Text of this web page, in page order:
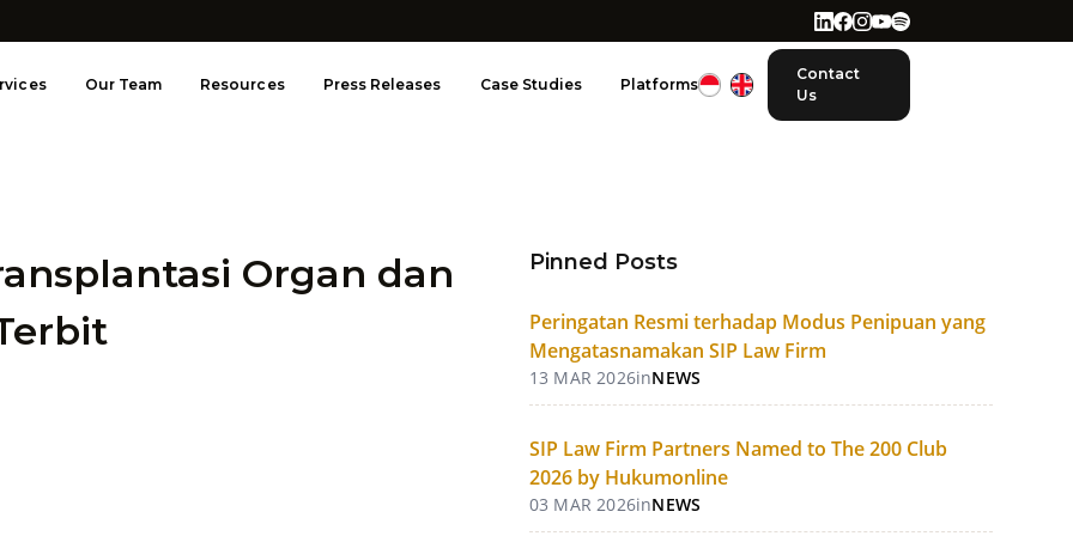
Our Team Resources Press Releases Case Studies Platforms
Contact
Us
Organ dan
Pinned Posts
Peringatan Resmi terhadap Modus Penipuan yang
Mengatasnamakan SIP Law Firm
13 MAR 2026inNEWS
SIP Law Firm Partners Named to The 200 Club
2026 by Hukumonline
03 MAR 2026inNEWS